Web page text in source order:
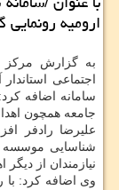
ارومیه رونمایی
به گزارش مركز
اجتماعی
سامانه اضافه
جامعه همچون
علیرضا رادفر
شناسایی موسسه
نیازمندان از
وی اضافه كرد: با